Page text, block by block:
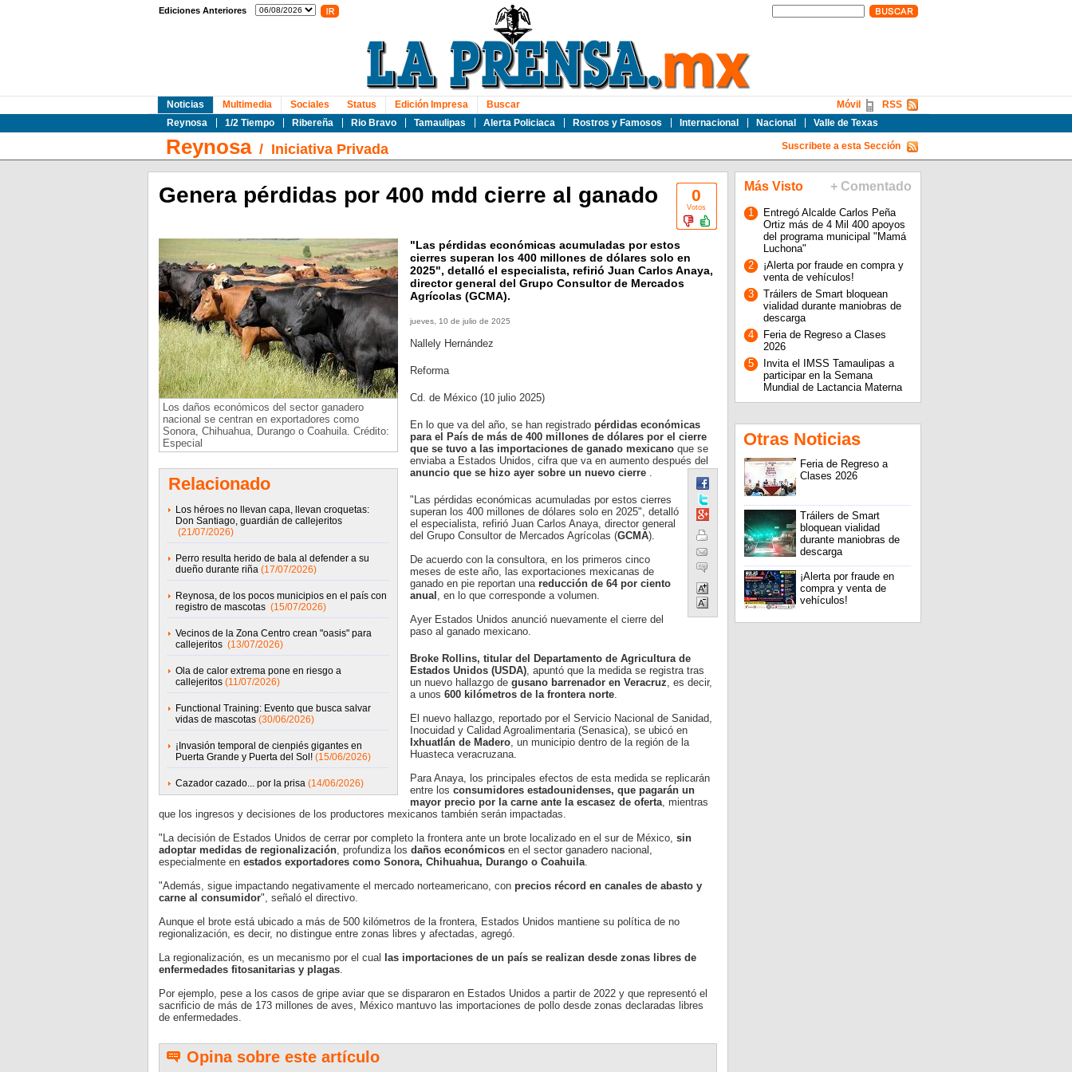
Ediciones Anteriores
Noticias
Reynosa
1/2 Tiempo Ribereña Rio Bravo Tamaulipas Alerta Policiaca Rostros y Famosos Internacional Nacional Valle de Texas
Multimedia Sociales Status Edición Impresa Buscar RSS
Móvil
Reynosa/ Iniciativa Privada Suscribete a esta Sección
0
Votos
Genera pérdidas por 400 mdd cierre al ganado
Los daños económicos del sector ganadero
nacional se centran en exportadores como
Sonora, Chihuahua, Durango o Coahuila. Crédito:
Especial
Relacionado
Los héroes no llevan capa, llevan croquetas:
Don Santiago, guardián de callejeritos
(21/07/2026)
Perro resulta herido de bala al defender a su
dueño durante riña (17/07/2026)
Reynosa, de los pocos municipios en el país con
registro de mascotas (15/07/2026)
Vecinos de la Zona Centro crean "oasis" para
callejeritos (13/07/2026)
Ola de calor extrema pone en riesgo a
callejeritos (11/07/2026)
Functional Training: Evento que busca salvar
vidas de mascotas (30/06/2026)
¡Invasión temporal de cienpiés gigantes en
Puerta Grande y Puerta del Sol! (15/06/2026)
Cazador cazado... por la prisa (14/06/2026)
"Las pérdidas económicas acumuladas por estos
cierres superan los 400 millones de dólares solo en
2025", detalló el especialista, refirió Juan Carlos Anaya,
director general del Grupo Consultor de Mercados
Agrícolas (GCMA).
jueves, 10 de julio de 2025
Nallely Hernández
Reforma
Cd. de México (10 julio 2025)
En lo que va del año, se han registrado pérdidas económicas
para el
País de más de 400 millones de dólares por el cierre
que se tuvo a las importaciones de ganado mexicanoque se
enviaba a Estados Unidos, cifra que va en aumento después del
anuncio que se hizo ayer sobre un nuevo cierre.
"Las pérdidas económicas acumuladas por estos cierres
superan los 400 millones de dólares solo en 2025", detalló
el especialista, refirió Juan Carlos Anaya, director general
del Grupo Consultor de Mercados Agrícolas (GCMA).
De acuerdo con la consultora, en los primeros cinco
meses de este año, las exportaciones mexicanas de
ganado en pie reportan una reducción de 64 por ciento
anual , en lo que corresponde a volumen.
Ayer Estados Unidos anunció nuevamente el cierre del
paso al ganado mexicano.
Broke Rollins, titular del Departamento de Agricultura de
Estados Unidos (USDA), apuntó que la medida se registra tras
un nuevo hallazgo de gusano barrenador en Veracruz, es decir,
a unos 600 kilómetros de la frontera norte.
El nuevo hallazgo, reportado por el Servicio Nacional de Sanidad,
Inocuidad y Calidad Agroalimentaria (Senasica), se ubicó en
Ixhuatlán de Madero, un municipio dentro de la región de la
Huasteca veracruzana.
Para Anaya, los principales efectos de esta medida se replicarán
entre los consumidores estadounidenses, que pagarán un
mayor precio por la carne ante la escasez de oferta, mientras
que los ingresos y decisiones de los productores mexicanos también serán impactadas.
"La decisión de Estados Unidos de cerrar por completo la frontera ante un brote localizado en el sur de México, sin
adoptar medidas de regionalización, profundiza los daños económicosen el sector ganadero nacional,
especialmente en estados exportadores como Sonora, Chihuahua, Durango o Coahuila.
"Además, sigue impactando negativamente el mercado norteamericano, con precios récord en canales de abasto y
carne al consumidor", señaló el directivo.
Aunque el brote está ubicado a más de 500 kilómetros de la frontera, Estados Unidos mantiene su política de no
regionalización, es decir, no distingue entre zonas libres y afectadas, agregó.
La regionalización, es un mecanismo por el cual
las importaciones de un país se realizan desde zonas libres de
enfermedades fitosanitarias y plagas.
Por ejemplo, pese a los casos de gripe aviar que se dispararon en Estados Unidos a partir de 2022 y que representó el
sacrificio de más de 173 millones de aves, México mantuvo las importaciones de pollo desde zonas declaradas libres
de enfermedades.
Opina sobre este artículo
Más Visto + Comentado
1
Entregó Alcalde Carlos Peña
Ortiz más de 4 Mil 400 apoyos
del programa municipal "Mamá
Luchona"
2
¡Alerta por fraude en compra y
venta de vehículos!
3
Tráilers de Smart bloquean
vialidad durante maniobras de
descarga
4
Feria de Regreso a Clases
2026
5
Invita el IMSS Tamaulipas a
participar en la Semana
Mundial de Lactancia Materna
Otras Noticias
Feria de Regreso a
Clases 2026
Tráilers de Smart
bloquean vialidad
durante maniobras de
descarga
¡Alerta por fraude en
compra y venta de
vehículos!